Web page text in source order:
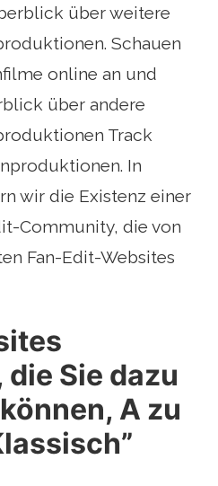
über weitere
Schauen
online an und
über andere
Track
In
wir die Existenz einer
Community, die von
Fan-Edit-Websites
Sie dazu
A zu